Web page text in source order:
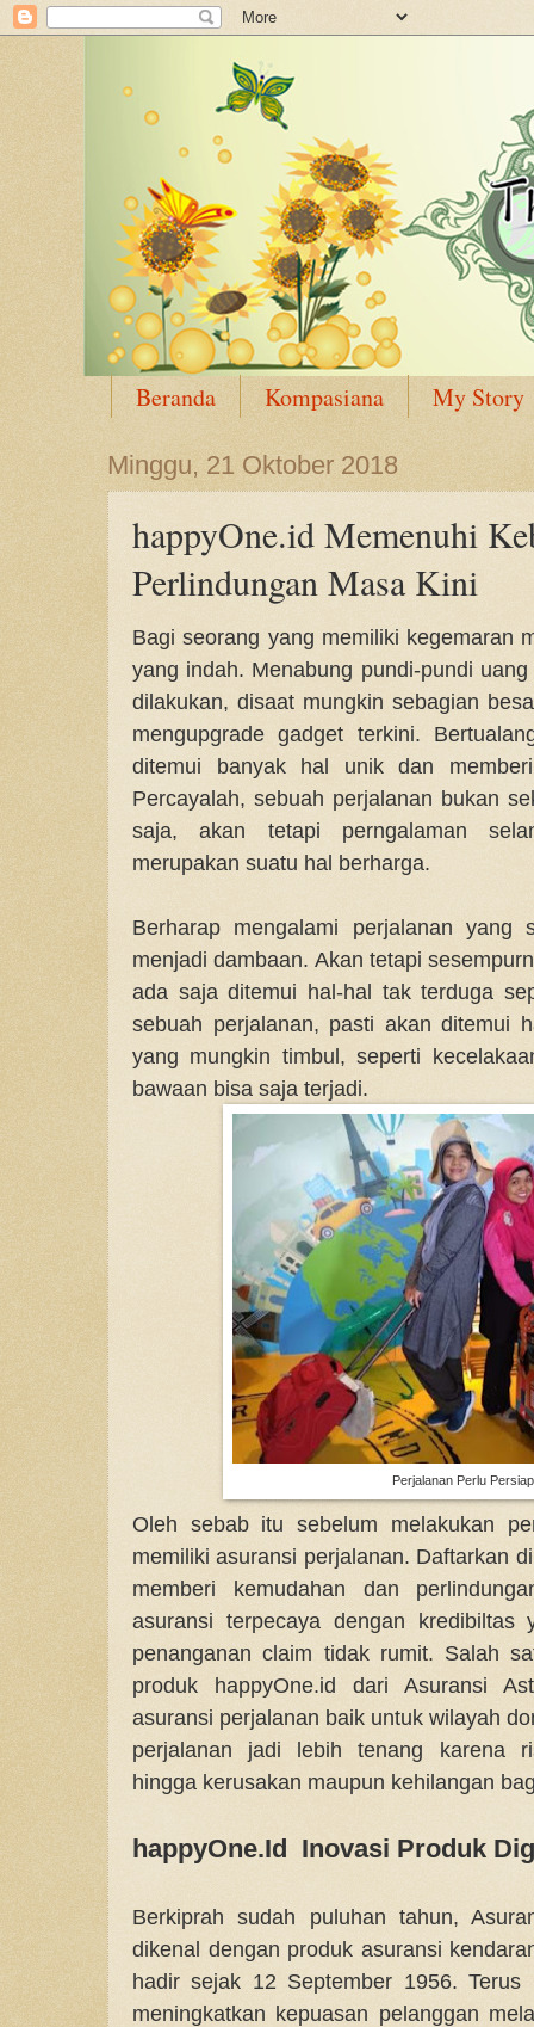
Beranda Kompasiana My Story
Minggu, 21 Oktober 2018
happyOne.id Memenuhi
Perlindungan Masa Kini
Bagi seorang yang memiliki kegemaran
yang indah. Menabung pundi-pundi
dilakukan, disaat mungkin sebagian
mengupgrade gadget terkini.
ditemui banyak hal unik dan
Percayalah, sebuah perjalanan bukan
saja, akan tetapi perngalaman
merupakan suatu hal berharga.
Berharap mengalami perjalanan yang
menjadi dambaan. Akan tetapi
ada saja ditemui hal-hal tak terduga
sebuah perjalanan, pasti akan ditemui
yang mungkin timbul, seperti
bawaan bisa saja terjadi.
Perjalanan Perlu
Oleh sebab itu sebelum melakukan
memiliki asuransi perjalanan. Daftarkan
memberi kemudahan dan
asuransi terpecaya dengan kredibiltas
penanganan claim tidak rumit. Salah
produk happyOne.id dari Asuransi
asuransi perjalanan baik untuk wilayah
perjalanan jadi lebih tenang karena
hingga kerusakan maupun kehilangan
happyOne.Id Inovasi Produk
Berkiprah sudah puluhan tahun,
dikenal dengan produk asuransi
hadir sejak 12 September 1956.
meningkatkan kepuasan pelanggan